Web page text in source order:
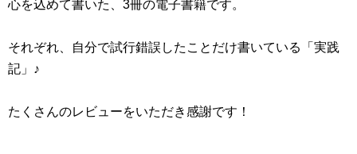
心を込めて書いた、3冊の電子書籍です。
それぞれ、自分で試行錯誤したことだけ書いている「実践
記」♪
たくさんのレビューをいただき感謝です！